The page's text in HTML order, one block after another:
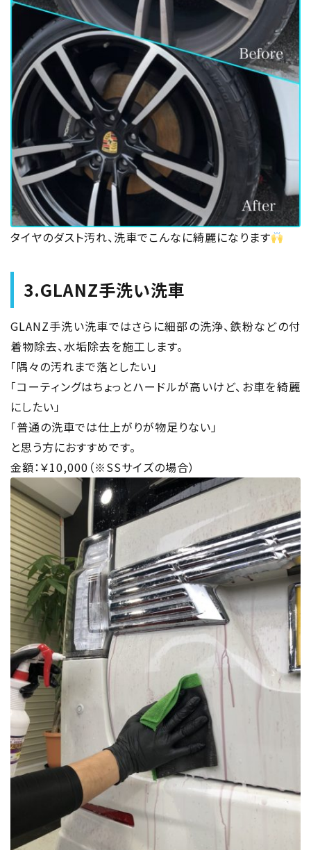
タイヤのダスト汚れ、洗車でこんなに綺麗になります
3.GLANZ手洗い洗車
GLANZ手洗い洗車ではさらに細部の洗浄、鉄粉などの付
着物除去、水垢除去を施工します。
「隅々の汚れまで落としたい」
「コーティングはちょっとハードルが高いけど、お車を綺麗
にしたい」
「普通の洗車では仕上がりが物足りない」
と思う方におすすめです。
金額：￥10,000（※SSサイズの場合）